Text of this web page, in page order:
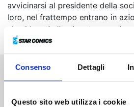
Consenso Dettagli
Questo sito web utilizza i cookie
avvicinarsi al presidente della
loro, nel frattempo entrano in
sicari legati alla gigantesca
Altri volumi della